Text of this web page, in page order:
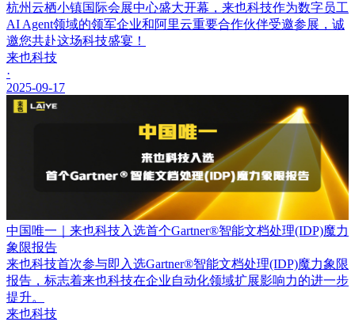
杭州云栖小镇国际会展中心盛大开幕，来也科技作为数字员工
AI Agent领域的领军企业和阿里云重要合作伙伴受邀参展，诚
邀您共赴这场科技盛宴！
来也科技
·
2025-09-17
中国唯一｜来也科技入选首个Gartner®智能文档处理(IDP)魔力
象限报告
来也科技首次参与即入选Gartner®智能文档处理(IDP)魔力象限
报告，标志着来也科技在企业自动化领域扩展影响力的进一步
提升。
来也科技